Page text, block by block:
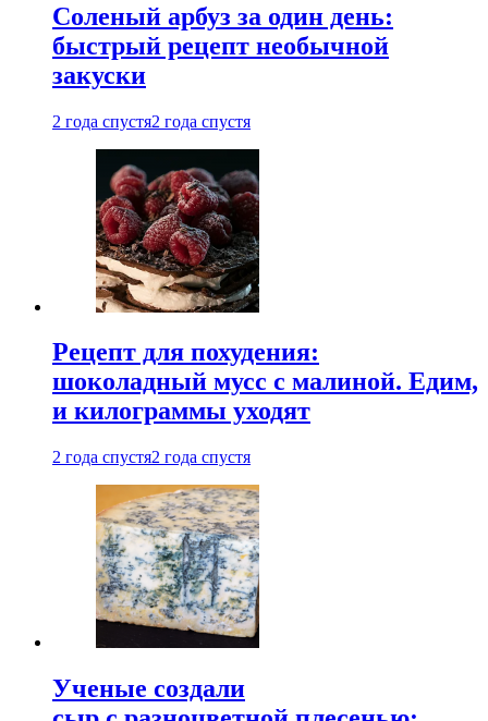
Соленый арбуз за один день:
быстрый рецепт необычной
закуски
2 года спустя2 года спустя
Рецепт для похудения:
шоколадный мусс с малиной. Едим,
и килограммы уходят
2 года спустя2 года спустя
Ученые создали